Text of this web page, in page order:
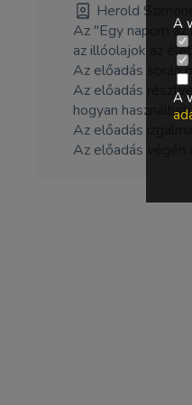
Herold
Az "Egy napom
az illóolajok az
Az előadás során
Az előadás
hogyan
Az előadás
Az előadás végén
A
A